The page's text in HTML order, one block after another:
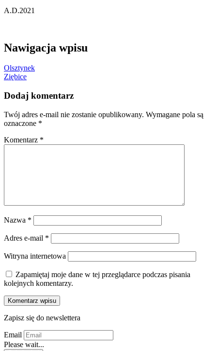
A.D.2021
Nawigacja wpisu
Olsztynek
Ziębice
Dodaj komentarz
Twój adres e-mail nie zostanie opublikowany. Wymagane pola są
oznaczone *
Komentarz *
Nazwa *
Adres e-mail *
Witryna internetowa
Zapamiętaj moje dane w tej przeglądarce podczas pisania
kolejnych komentarzy.
Zapisz się do newslettera
Email
Please wait...